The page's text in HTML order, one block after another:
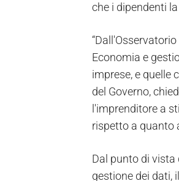
che i dipendenti
Economia e
imprese, e quelle
del Governo,
l'imprenditore a
rispetto a quanto
Dal punto di vista
gestione dei dati,